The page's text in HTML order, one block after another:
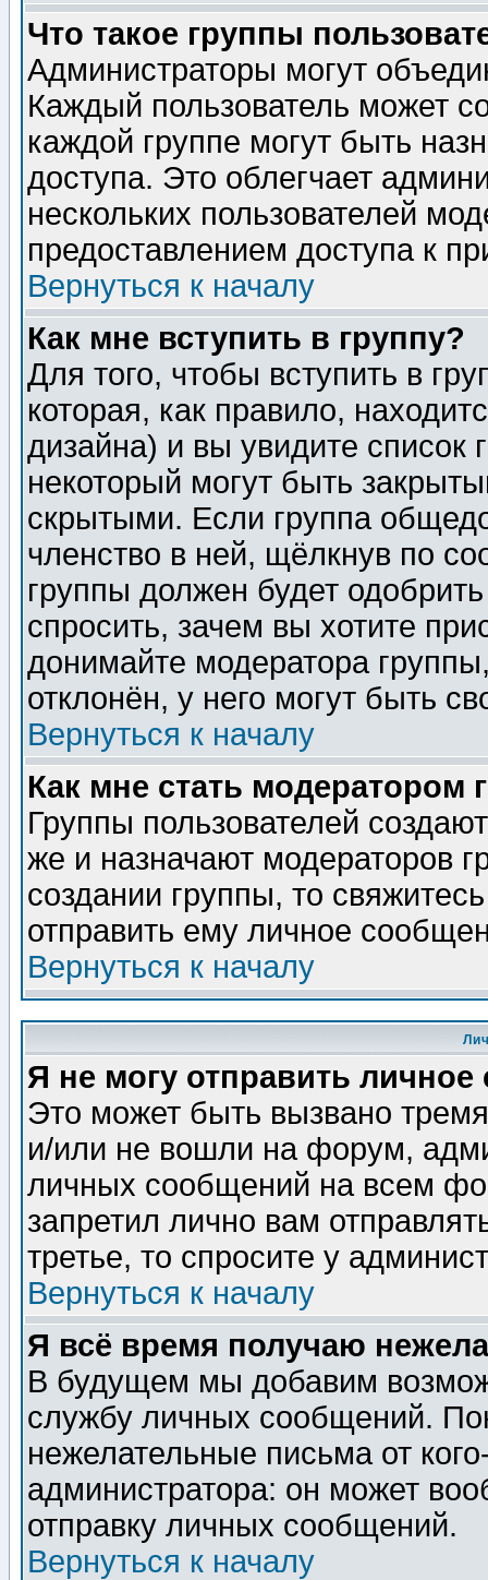
Что такое группы
Администраторы могут
Каждый пользователь может
каждой группе могут быть
доступа. Это облегчает
нескольких пользователей
предоставлением доступа к
Вернуться к началу
Как мне вступить в группу?
Для того, чтобы вступить в
которая, как правило,
дизайна) и вы увидите список
некоторый могут быть
скрытыми. Если группа
членство в ней, щёлкнув по
группы должен будет
спросить, зачем вы хотите
донимайте модератора
отклонён, у него могут быть
Вернуться к началу
Как мне стать модератором
Группы пользователей
же и назначают модераторов
создании группы, то
отправить ему личное
Вернуться к началу
Я не могу отправить
Это может быть вызвано
и/или не вошли на форум,
личных сообщений на всем
запретил лично вам
третье, то спросите у
Вернуться к началу
Я всё время получаю
В будущем мы добавим
службу личных сообщений.
нежелательные письма от
администратора: он может
отправку личных сообщений.
Вернуться к началу